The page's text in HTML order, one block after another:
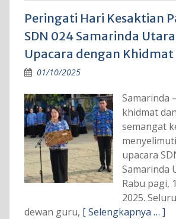
Peringati Hari Kesaktian
SDN 024 Samarinda
Upacara dengan Khidmat
01/10/2025
Samarinda
khidmat
semangat
upacara
Samarinda
Rabu pagi,
2025.
dewan guru, [ Selengkapnya … ]